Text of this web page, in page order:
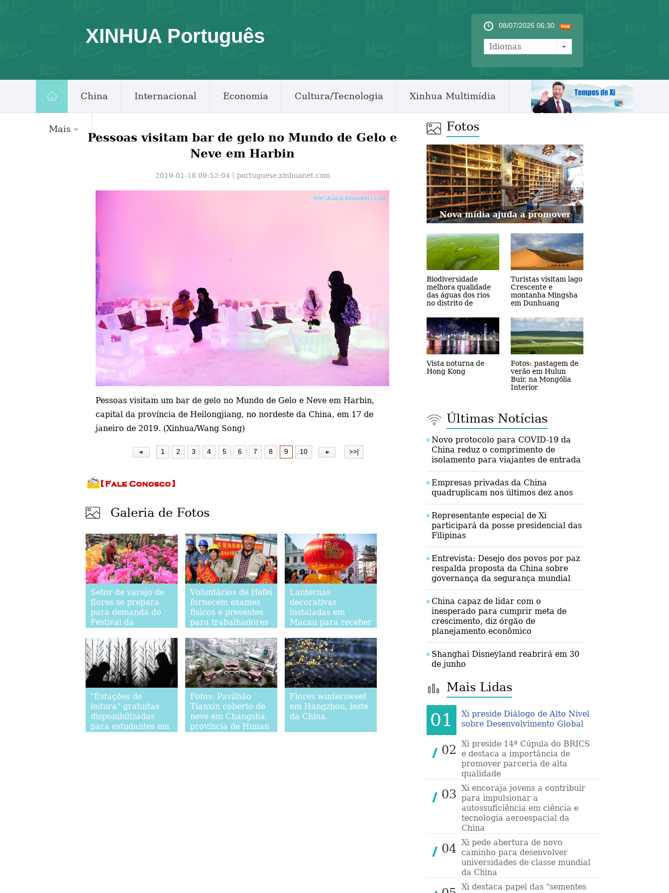
XINHUA Português 08/07/2026 06:30
Idiomas
China Internacional Economia Cultura/Tecnologia Xinhua Multimídia
Mais
Pessoas visitam bar de gelo no Mundo de Gelo e
Neve em Harbin
2019-01-18 09:52:04丨 portuguese.xinhuanet.com
Pessoas visitam um bar de gelo no Mundo de Gelo e Neve em Harbin,
capital da província de Heilongjiang, no nordeste da China, em 17 de
janeiro de 2019. (Xinhua/Wang Song)
1 2 3 4 5 6 7 8 9 10 >>|
Galeria de Fotos
Setor de varejo de
flores se prepara
para demanda do
Festival da
Voluntários de Hefei
fornecem exames
físicos e presentes
para trabalhadores
Lanternas
decorativas
instaladas em
Macau para receber
"Estações de
leitura" gratuitas
disponibilizadas
para estudantes em
Fotos: Pavilhão
Tianxin coberto de
neve em Changsha,
província de Hunan
Flores wintersweet
em Hangzhou, leste
da China
Fotos
Nova mídia ajuda a promover
projetos de revitalização rural em
Guizhou
Biodiversidade
melhora qualidade
das águas dos rios
no distrito de
de Jilin
Turistas visitam lago
Crescente e
montanha Mingsha
em Dunhuang
Vista noturna de
Hong Kong
Fotos: pastagem de
verão em Hulun
Buir, na Mongólia
Interior
Últimas Notícias
Novo protocolo para COVID-19 da
China reduz o comprimento de
isolamento para viajantes de entrada
Empresas privadas da China
quadruplicam nos últimos dez anos
Representante especial de Xi
participará da posse presidencial das
Filipinas
Entrevista: Desejo dos povos por paz
respalda proposta da China sobre
governança da segurança mundial
China capaz de lidar com o
inesperado para cumprir meta de
crescimento, diz órgão de
planejamento econômico
Shanghai Disneyland reabrirá em 30
de junho
Mais Lidas
01
Xi preside Diálogo de Alto Nível
sobre Desenvolvimento Global
02
Xi preside 14ª Cúpula do BRICS
e destaca a importância de
promover parceria de alta
qualidade
03 Xi encoraja jovens a contribuir
para impulsionar a
autossuficiência em ciência e
tecnologia aeroespacial da
China
04 Xi pede abertura de novo
caminho para desenvolver
universidades de classe mundial
da China
Xi destaca papel das "sementes